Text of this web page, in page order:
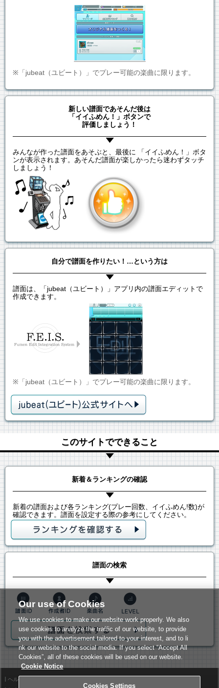
※「jubeat（ユビート）」でプレー可能の楽曲に限ります。
新しい譜面であそんだ後は
「イイふめん！」ボタンで
評価しましょう！
みんなが作った譜面をあそぶと、最後に 「イイふめん！」ボタ
ンが表示されます。あそんだ譜面が楽しかったら迷わずタッチ
しましょう！
自分で譜面を作りたい！…という方は
譜面は、「jubeat（ユビート）」アプリ内の譜面エディットで
作成できます。
※「jubeat（ユビート）」でプレー可能の楽曲に限ります。
このサイトでできること
新着＆ランキングの確認
新着の譜面および各ランキング(プレー回数、イイふめん!数)が
確認できます。譜面を設定する際の参考にしてください。
譜面の検索
ヘルプ
Our use of Cookies
We use cookies to make our website work properly. We also
use cookies to analyze the traffic of our website, to provide
you with the advertisement tailored to your interest, and to li
nk our website to the social media. If you select “Accept All
Cookies”, all of these cookies will be used on our website.
Cookie Notice
Cookies Settings